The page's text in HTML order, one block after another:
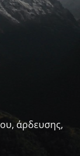
άρδευσης,